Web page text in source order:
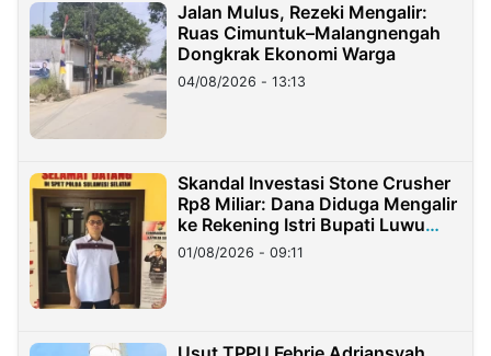
Jalan Mulus, Rezeki Mengalir:
Ruas Cimuntuk–Malangnengah
Dongkrak Ekonomi Warga
04/08/2026 - 13:13
Skandal Investasi Stone Crusher
Rp8 Miliar: Dana Diduga Mengalir
ke Rekening Istri Bupati Luwu
Timur
01/08/2026 - 09:11